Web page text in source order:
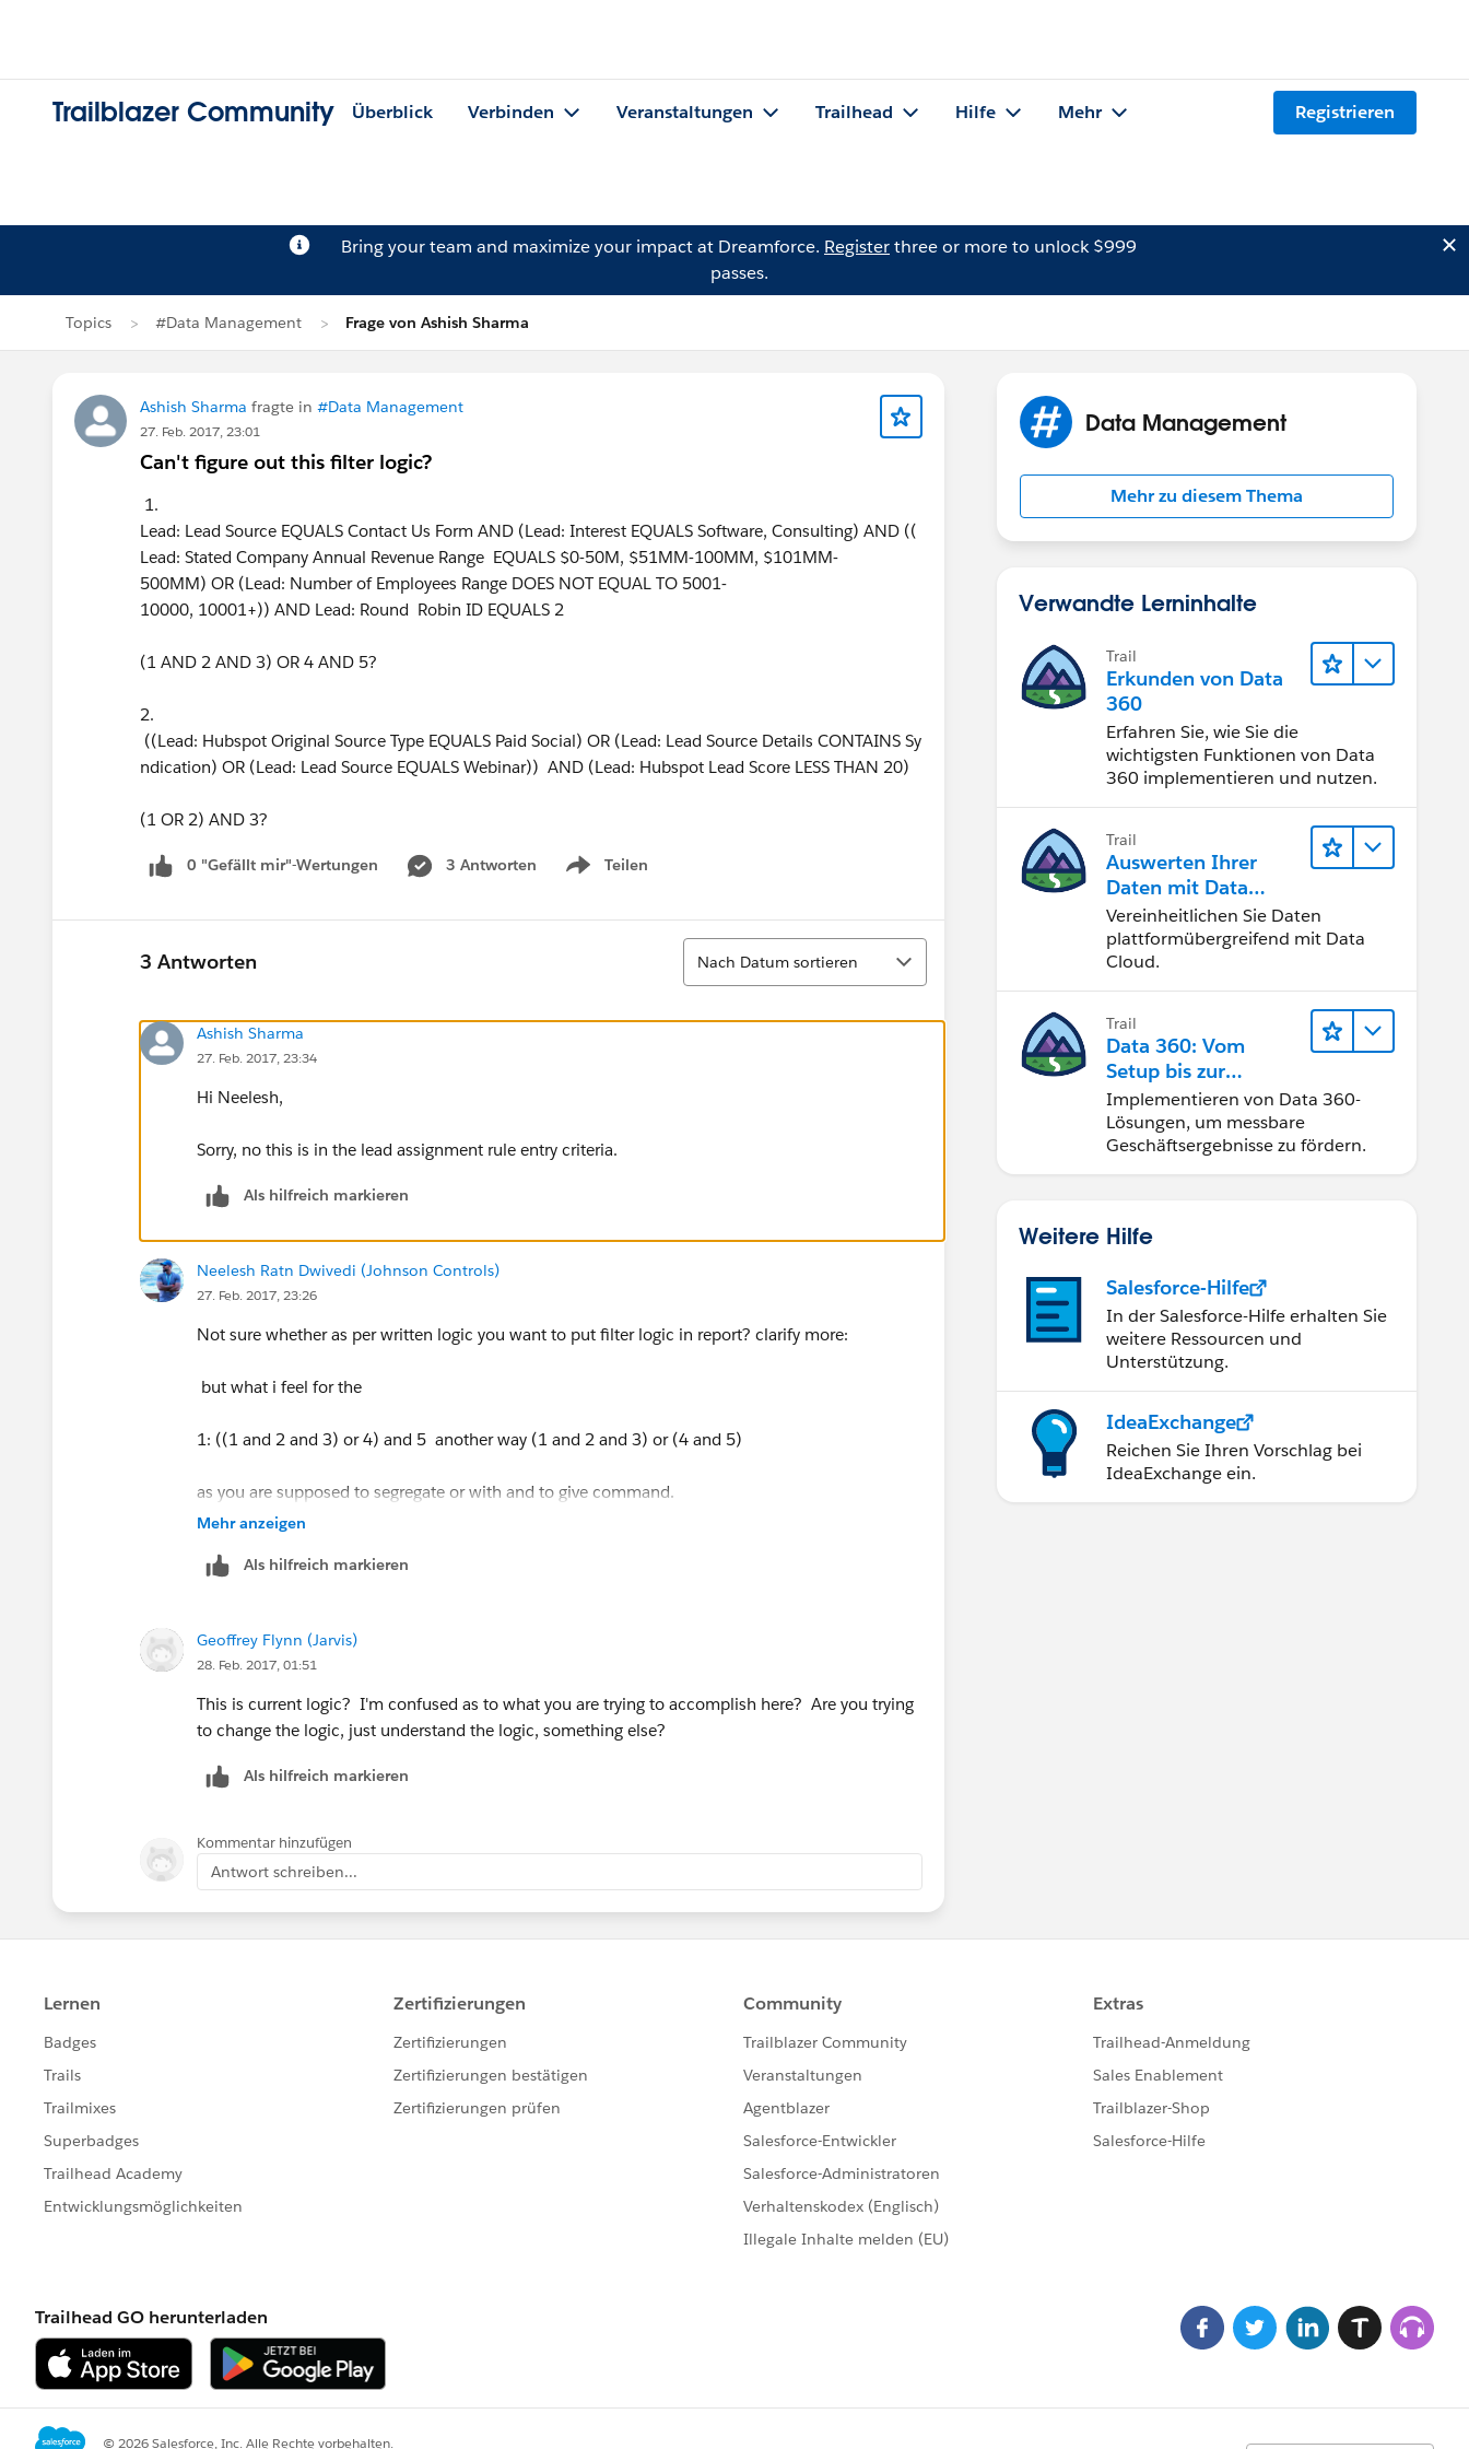
Trailblazer Community Überblick Verbinden Veranstaltungen Trailhead Hilfe Mehr Registrieren
Bring your team and maximize your impact at Dreamforce. Registerthree or more to unlock $999
passes.
Topics #Data Management Frage von Ashish Sharma
Ashish Sharma fragte in #Data Management
27. Feb. 2017, 23:01
Can't figure out this filter logic?
1.
Lead: Lead Source EQUALS Contact Us Form AND (Lead: Interest EQUALS Software, Consulting) AND ((
Lead: Stated Company Annual Revenue Range EQUALS $0‐50M, $51MM‐100MM, $101MM‐
500MM) OR (Lead: Number of Employees Range DOES NOT EQUAL TO 5001‐
10000, 10001+)) AND Lead: Round Robin ID EQUALS 2
(1 AND 2 AND 3) OR 4 AND 5?
2.
((Lead: Hubspot Original Source Type EQUALS Paid Social) OR (Lead: Lead Source Details CONTAINS Sy
ndication) OR (Lead: Lead Source EQUALS Webinar)) AND (Lead: Hubspot Lead Score LESS THAN 20)
(1 OR 2) AND 3?
0 "Gefällt mir"-Wertungen 3 Antworten Teilen
Show menu
3 Antworten
Sortieren
Nach Datum sortieren
Ashish Sharma
27. Feb. 2017, 23:34
Hi Neelesh,
Sorry, no this is in the lead assignment rule entry criteria.
Als hilfreich markieren
Neelesh Ratn Dwivedi (Johnson Controls)
27. Feb. 2017, 23:26
Not sure whether as per written logic you want to put filter logic in report? clarify more:
but what i feel for the
1: ((1 and 2 and 3) or 4) and 5 another way (1 and 2 and 3) or (4 and 5)
as you are supposed to segregate or with and to give command.
Mehr anzeigen
Als hilfreich markieren
Geoffrey Flynn (Jarvis)
28. Feb. 2017, 01:51
This is current logic? I'm confused as to what you are trying to accomplish here? Are you trying
to change the logic, just understand the logic, something else?
Als hilfreich markieren
Kommentar hinzufügen
Antwort schreiben...
Data Management
Mehr zu diesem Thema
Verwandte Lerninhalte
Trail
Erkunden von Data
360
Erfahren Sie, wie Sie die
wichtigsten Funktionen von Data
360 implementieren und nutzen.
Trail
Auswerten Ihrer
Daten mit Data
Cloud
Vereinheitlichen Sie Daten
plattformübergreifend mit Data
Cloud.
Trail
Data 360: Vom
Setup bis zur
Aktivierung
Implementieren von Data 360-
Lösungen, um messbare
Geschäftsergebnisse zu fördern.
Weitere Hilfe
Salesforce-Hilfe
In der Salesforce-Hilfe erhalten Sie
weitere Ressourcen und
Unterstützung.
IdeaExchange
Reichen Sie Ihren Vorschlag bei
IdeaExchange ein.